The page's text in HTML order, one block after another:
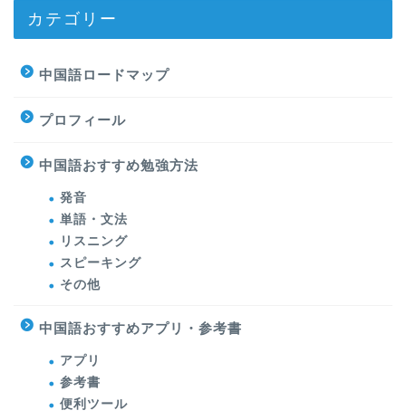
カテゴリー
中国語ロードマップ
プロフィール
中国語おすすめ勉強方法
発音
単語・文法
リスニング
スピーキング
その他
中国語おすすめアプリ・参考書
アプリ
参考書
便利ツール